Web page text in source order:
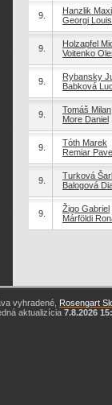
9.
Hanzlik
Georgi Louis
9.
Holzapfel
Voitenko
9.
Rybansky
Babková
9.
Tomáš Milan
More Daniel
9.
Tóth Marek
Remiar
9.
Turková
Balogová
9.
Žigo Gabriel
Márföldi
vyhradené, Rosengart
aktualizícia 7.8.2026